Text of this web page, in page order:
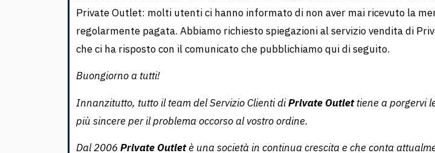
Private Outlet: molti utenti ci hanno informato di non aver mai ricevuto la
regolarmente pagata. Abbiamo richiesto spiegazioni al servizio vendita di
che ci ha risposto con il comunicato che pubblichiamo qui di seguito.
Buongiorno a tutti!
Innanzitutto, tutto il team del Servizio Clienti diPrivate Outlettiene a porgervi
più sincere per il problema occorso al vostro ordine.
Dal 2006 Private Outletè una società in continua crescita e che conta
Ero stato truffato. Mi sono rivolto
sono riuscito a ottenere